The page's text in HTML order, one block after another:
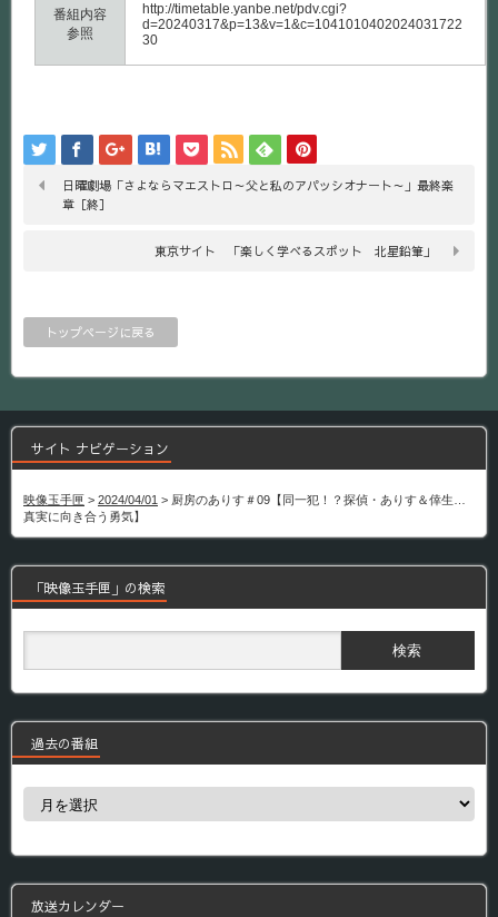
番組内容
参照
http://timetable.yanbe.net/pdv.cgi?
d=20240317&p=13&v=1&c=1041010402024031722
30
日曜劇場「さよならマエストロ～父と私のアパッシオナート～」最終楽
章［終］
東京サイト 「楽しく学べるスポット 北星鉛筆」
トップページに戻る
サイト ナビゲーション
映像玉手匣 > 2024/04/01 > 厨房のありす＃09【同一犯！？探偵・ありす＆倖生…
真実に向き合う勇気】
「映像玉手匣」の検索
過去の番組
過
組
放送カレンダー